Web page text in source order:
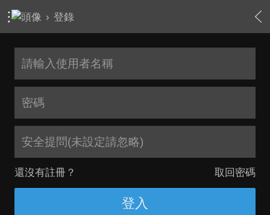
› 登錄
安全提問(未設定請忽略)
還沒有註冊？ 取回密碼
登入